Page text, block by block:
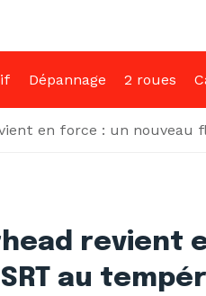
Dépannage 2 roues
en force : un
revient
au